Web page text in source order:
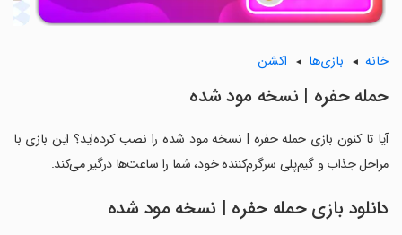
خانه بازی‌ها اکشن
حمله حفره | نسخه مود شده
آیا تا کنون بازی حمله حفره | نسخه مود شده را نصب کرده‌اید؟ این بازی با
مراحل جذاب و گیم‌پلی سرگرم‌کننده خود، شما را ساعت‌ها درگیر می‌کند.
دانلود بازی حمله حفره | نسخه مود شده